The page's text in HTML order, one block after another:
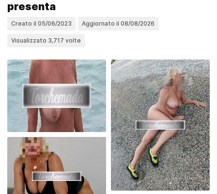
presenta
Creato il 05/06/2023 Aggiornato il 08/08/2026
Visualizzato 3,717 volte